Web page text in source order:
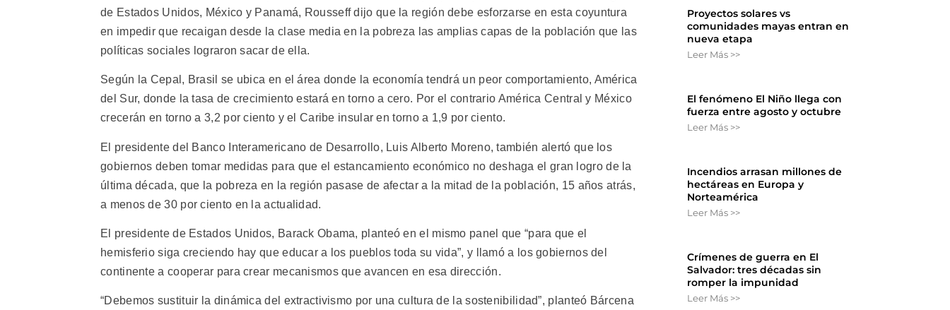
de Estados Unidos, México y Panamá, Rousseff dijo que la región debe esforzarse en esta coyuntura
en impedir que recaigan desde la clase media en la pobreza las amplias capas de la población que las
políticas sociales lograron sacar de ella.
Según la Cepal, Brasil se ubica en el área donde la economía tendrá un peor comportamiento, América
del Sur, donde la tasa de crecimiento estará en torno a cero. Por el contrario América Central y México
crecerán en torno a 3,2 por ciento y el Caribe insular en torno a 1,9 por ciento.
El presidente del Banco Interamericano de Desarrollo, Luis Alberto Moreno, también alertó que los
gobiernos deben tomar medidas para que el estancamiento económico no deshaga el gran logro de la
última década, que la pobreza en la región pasase de afectar a la mitad de la población, 15 años atrás,
a menos de 30 por ciento en la actualidad.
El presidente de Estados Unidos, Barack Obama, planteó en el mismo panel que “para que el
hemisferio siga creciendo hay que educar a los pueblos toda su vida”, y llamó a los gobiernos del
continente a cooperar para crear mecanismos que avancen en esa dirección.
“Debemos sustituir la dinámica del extractivismo por una cultura de la sostenibilidad”, planteó Bárcena
Proyectos solares vs
comunidades mayas entran en
nueva etapa
Leer Más >>
El fenómeno El Niño llega con
fuerza entre agosto y octubre
Leer Más >>
Incendios arrasan millones de
hectáreas en Europa y
Norteamérica
Leer Más >>
Crímenes de guerra en El
Salvador: tres décadas sin
romper la impunidad
Leer Más >>